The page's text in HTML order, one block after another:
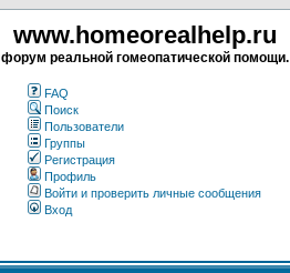
www.homeorealhelp.ru
форум реальной гомеопатической помощи.
FAQ
Поиск
Пользователи
Группы
Регистрация
Профиль
Войти и проверить личные сообщения
Вход